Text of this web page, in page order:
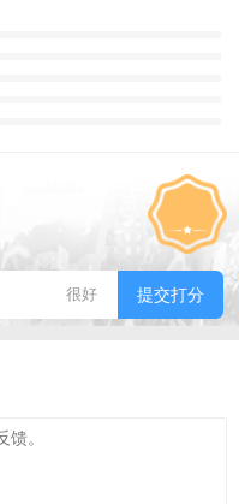
很好 提交打分